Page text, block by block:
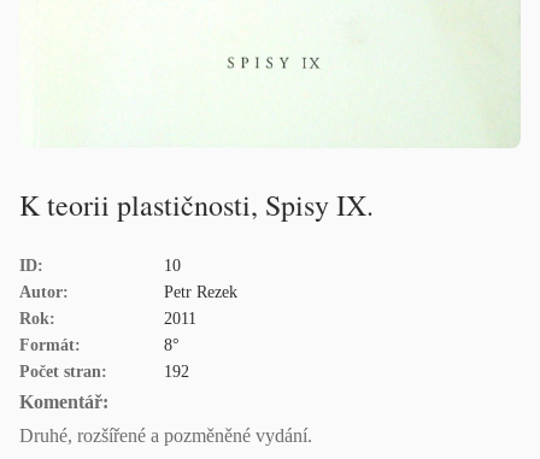
K teorii plastičnosti, Spisy IX.
ID:
10
Autor:
Petr Rezek
Rok:
2011
Formát:
8°
Počet stran:
192
Komentář:
Druhé, rozšířené a pozměněné vydání.